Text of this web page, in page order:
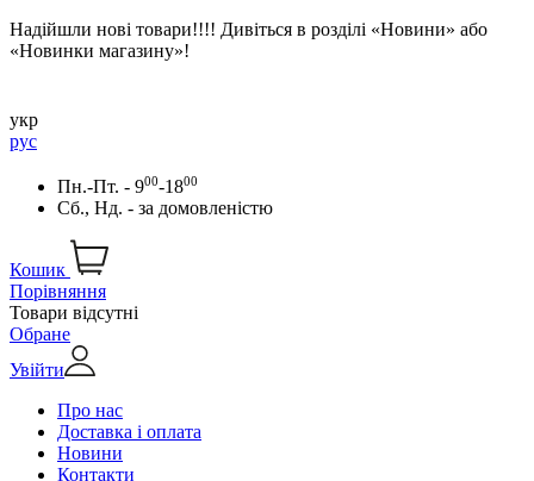
Надійшли нові товари!!!! Дивіться в розділі «Новини» або
«Новинки магазину»!
укр
рус
Пн.-Пт. - 900-1800
Сб., Нд. - за домовленістю
Кошик
Порівняння
Товари відсутні
Обране
Увійти
Про нас
Доставка і оплата
Новини
Контакти